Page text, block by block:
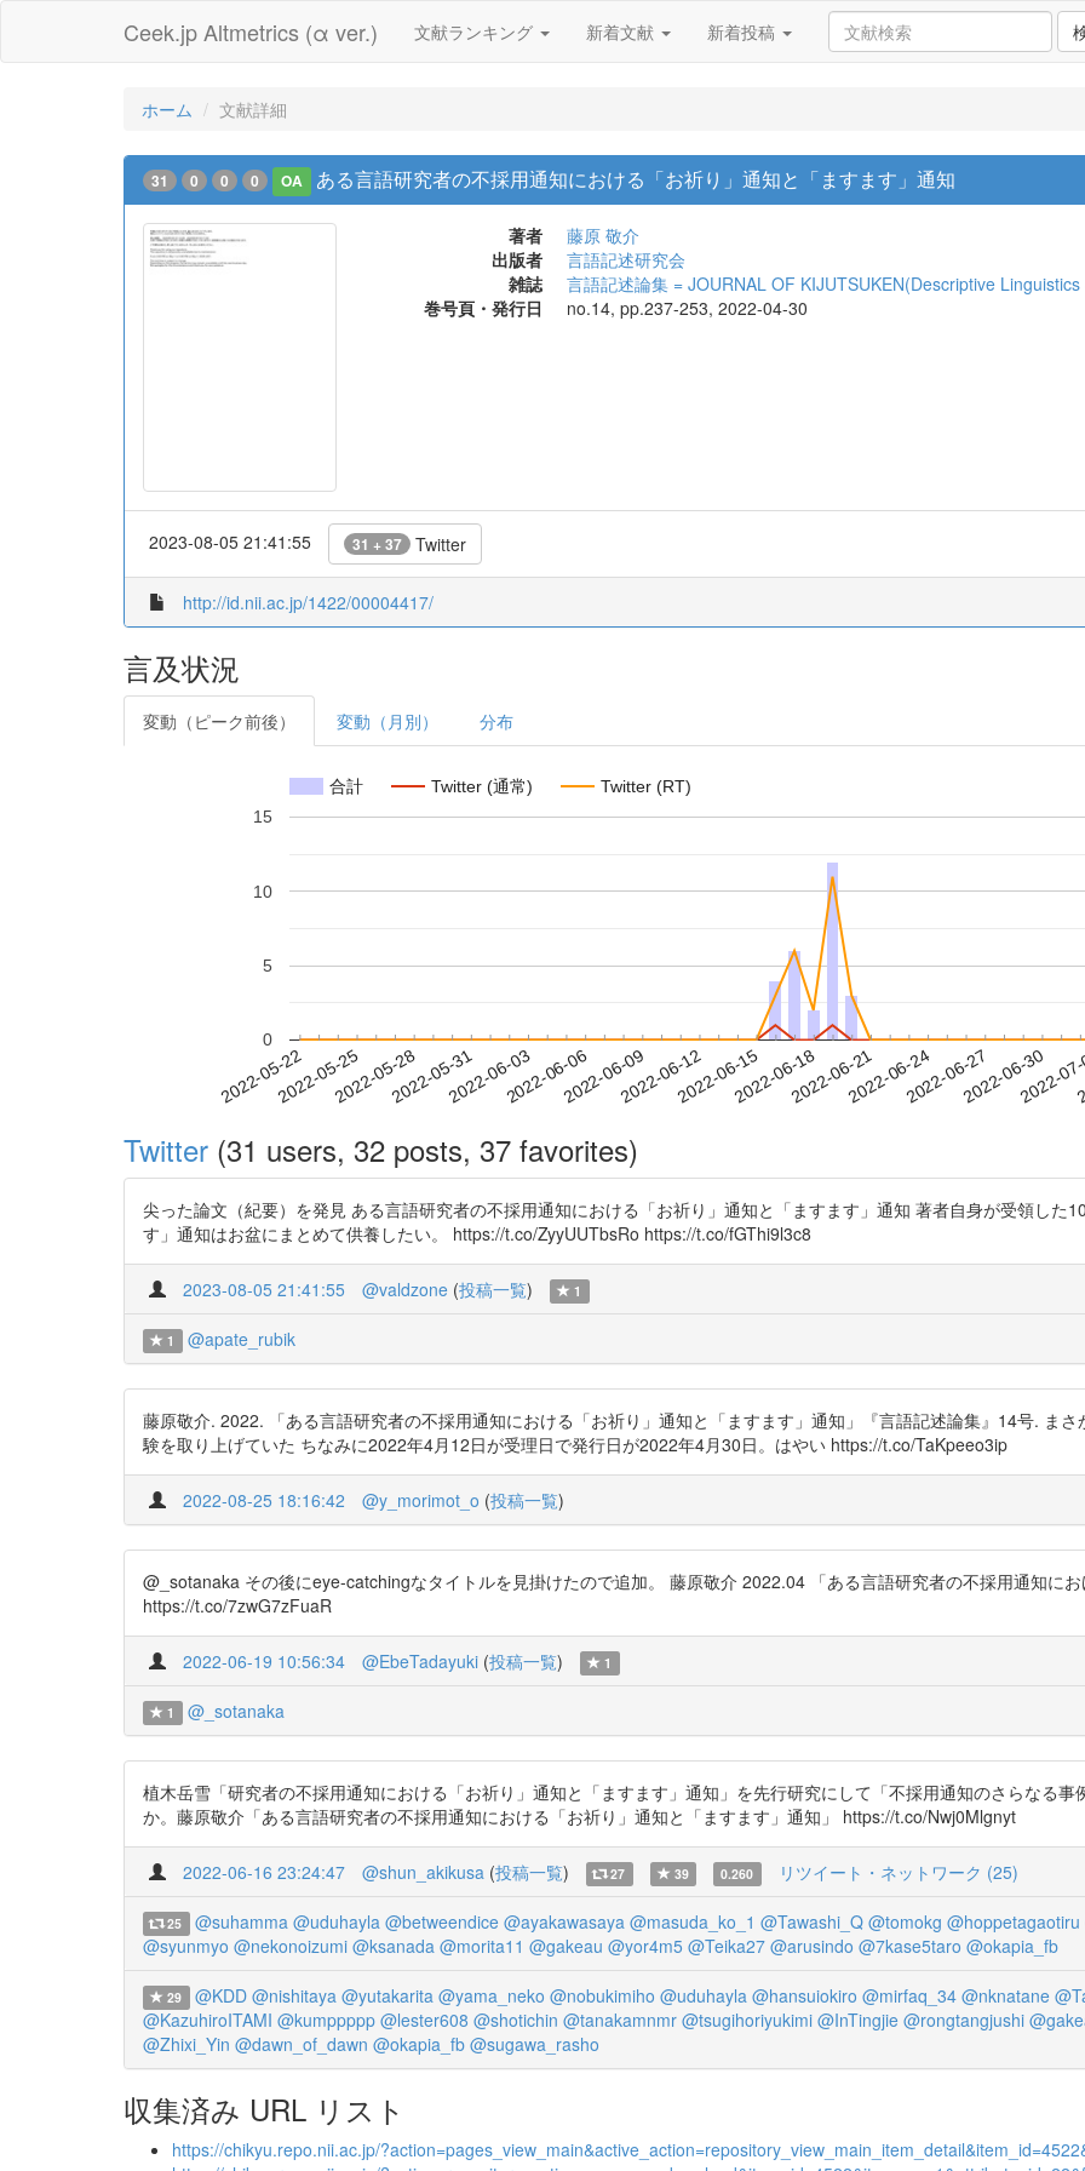
Ceek.jp Altmetrics (α ver.) 文献ランキング 新着文献 新着投稿
ホーム 文献詳細
31 0 0 0 OA ある言語研究者の不採用通知における「お祈り」通知と「ますます」通知
著者
藤原 敬介
出版者
言語記述研究会
雑誌
言語記述論集 = JOURNAL OF KIJUTSUKEN(Descriptive
巻号頁・発行日
no.14, pp.237-253, 2022-04-30
2023-08-05 21:41:55 31 + 37 Twitter
http://id.nii.ac.jp/1422/00004417/
言及状況
変動（ピーク前後） 変動（月別） 分布
合計 Twitter (通常) Twitter (RT)
2022-05-222022-05-252022-05-282022-05-312022-06-032022-06-062022-06-092022-06-122022-06-152022-06-182022-06-212022-06-242022-06-272022-06-30
2022-
0
5
10
15
Twitter (31 users, 32 posts, 37 favorites)
尖った論文（紀要）を発見 ある言語研究者の不採用通知における「お祈り」通知と「ますます」通知 著者自身が受領した
す」通知はお盆にまとめて供養したい。 https://t.co/ZyyUUTbsRo https://t.co/fGThi9l3c8
2023-08-05 21:41:55 @valdzone (投稿一覧) 1
1 @apate_rubik
藤原敬介. 2022. 「ある言語研究者の不採用通知における「お祈り」通知と「ますます」通知」『言語記述論集』14号. ま
験を取り上げていた ちなみに2022年4月12日が受理日で発行日が2022年4月30日。はやい https://t.co/TaKpeeo3ip
2022-08-25 18:16:42 @y_morimot_o (投稿一覧)
@_sotanaka その後にeye-catchingなタイトルを見掛けたので追加。 藤原敬介 2022.04 「ある言語研究者の不採用通知にお
https://t.co/7zwG7zFuaR
2022-06-19 10:56:34 @EbeTadayuki (投稿一覧) 1
1 @_sotanaka
植木岳雪「研究者の不採用通知における「お祈り」通知と「ますます」通知」を先行研究にして「不採用通知のさらなる
か。藤原敬介「ある言語研究者の不採用通知における「お祈り」通知と「ますます」通知」 https://t.co/Nwj0Mlgnyt
2022-06-16 23:24:47 @shun_akikusa (投稿一覧) 27 39 0.260 リツイート・ネットワーク (25)
25 @suhamma @uduhayla @betweendice @ayakawasaya @masuda_ko_1 @Tawashi_Q @tomokg @hoppetagaotiru
@syunmyo @nekonoizumi @ksanada @morita11 @gakeau @yor4m5 @Teika27 @arusindo @7kase5taro @okapia_fb
29 @KDD @nishitaya @yutakarita @yama_neko @nobukimiho @uduhayla @hansuiokiro @mirfaq_34 @nknatane
@KazuhiroITAMI @kumppppp @lester608 @shotichin @tanakamnmr @tsugihoriyukimi @InTingjie @rongtangjushi
@Zhixi_Yin @dawn_of_dawn @okapia_fb @sugawa_rasho
収集済み URL リスト
https://chikyu.repo.nii.ac.jp/